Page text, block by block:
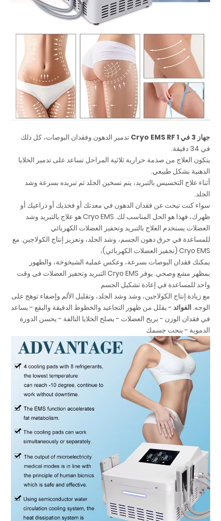
جهاز 3 في 1 Cryo EMS RF
تدمير الدهون وفقدان البوصات، كل ذلك
في 34 دقيقة.
يتكون العلاج من صدمة حرارية ثلاثية المراحل تساعد على تدمير الخلايا
الدهنية بشكل طبيعي.
أثناء علاج التخسيس بالتبريد، يتم تسخين الجلد ثم تبريده بسرعة وشد
الجلد.
سواء كنت تبحث عن فقدان الدهون في معدتك أو فخذيك أو ذراعيك أو
ظهرك، فهذا هو الحل المناسب لك. Cryo EMS هو علاج بالتبريد وشد
العضلات يستخدم العلاج بالتبريد وتحفيز العضلات الكهربائي
للمساعدة في حرق دهون الجسم، وشد الجلد، وتعزيز إنتاج الكولاجين. مع
Cryo EMS (تحفيز العضلات الكهربائي)،
يمكنك فقدان البوصات بسرعة، وعكس عملية الشيخوخة، والظهور
بمظهر مشع وصحي. يوفر Cryo EMS التبريد وتحفيز العضلات في وقت
واحد للمساعدة في إعادة تشكيل الجسم
مع زيادة إنتاج الكولاجين، وشد وشد الجلد، وتقليل الألم وإضفاء توهج على
الوجه.الفوائد - يقلل من ظهور التجاعيد والخطوط الدقيقة والبقع - يساعد
في فقدان الوزن - يريح العضلات - يصلح الخلايا التالفة - يحسن الدورة
الدموية - ينحت جسمك